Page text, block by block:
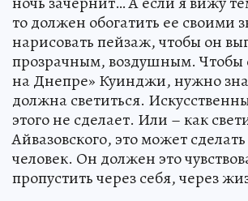
то должен обогатить ее своими
нарисовать пейзаж, чтобы он
прозрачным, воздушным. Чтобы
на Днепре» Куинджи, нужно
должна светиться.
этого не сделает. Или – как
Айвазовского, это может
человек. Он должен это
пропустить через себя, через